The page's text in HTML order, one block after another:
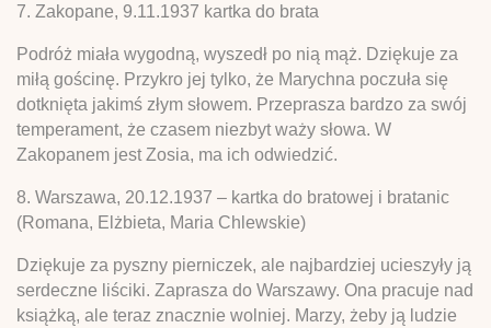
7. Zakopane, 9.11.1937 kartka do brata
Podróż miała wygodną, wyszedł po nią mąż. Dziękuje za
miłą gościnę. Przykro jej tylko, że Marychna poczuła się
dotknięta jakimś złym słowem. Przeprasza bardzo za swój
temperament, że czasem niezbyt waży słowa. W
Zakopanem jest Zosia, ma ich odwiedzić.
8. Warszawa, 20.12.1937 – kartka do bratowej i bratanic
(Romana, Elżbieta, Maria Chlewskie)
Dziękuje za pyszny pierniczek, ale najbardziej ucieszyły ją
serdeczne liściki. Zaprasza do Warszawy. Ona pracuje nad
książką, ale teraz znacznie wolniej. Marzy, żeby ją ludzie